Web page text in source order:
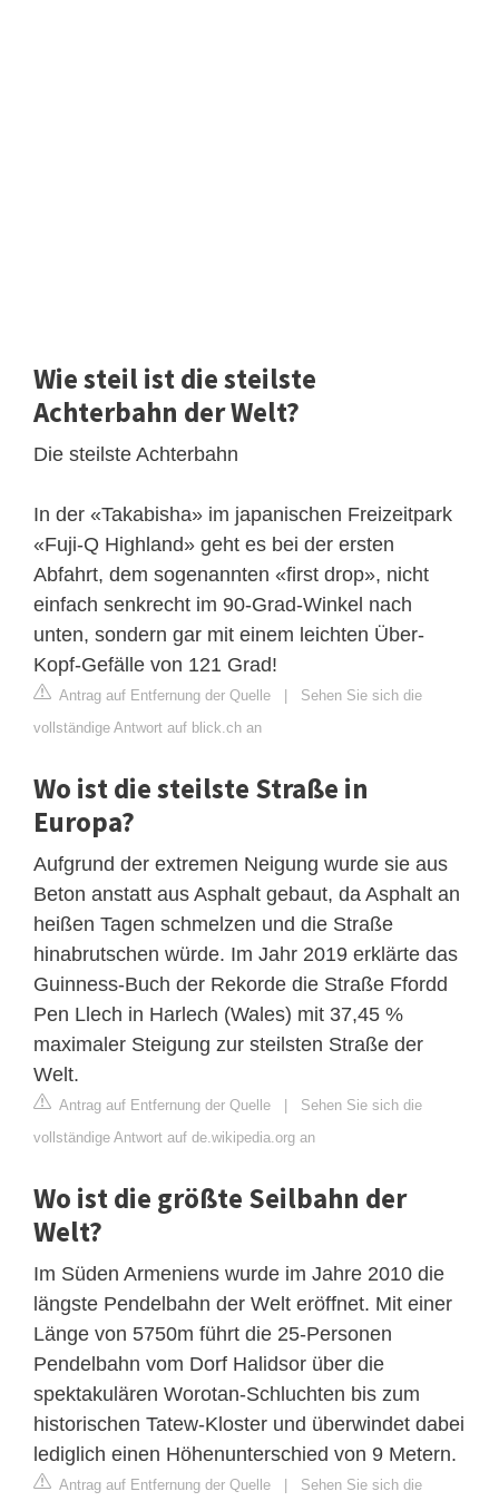
Wie steil ist die steilste
Achterbahn der Welt?
Die steilste Achterbahn
In der «Takabisha» im japanischen Freizeitpark
«Fuji-Q Highland» geht es bei der ersten
Abfahrt, dem sogenannten «first drop», nicht
einfach senkrecht im 90-Grad-Winkel nach
unten, sondern gar mit einem leichten Über-
Kopf-Gefälle von 121 Grad!
Antrag auf Entfernung der Quelle | Sehen Sie sich die
vollständige Antwort auf blick.ch an
Wo ist die steilste Straße in
Europa?
Aufgrund der extremen Neigung wurde sie aus
Beton anstatt aus Asphalt gebaut, da Asphalt an
heißen Tagen schmelzen und die Straße
hinabrutschen würde. Im Jahr 2019 erklärte das
Guinness-Buch der Rekorde die Straße Ffordd
Pen Llech in Harlech (Wales) mit 37,45 %
maximaler Steigung zur steilsten Straße der
Welt.
Antrag auf Entfernung der Quelle | Sehen Sie sich die
vollständige Antwort auf de.wikipedia.org an
Wo ist die größte Seilbahn der
Welt?
Im Süden Armeniens wurde im Jahre 2010 die
längste Pendelbahn der Welt eröffnet. Mit einer
Länge von 5750m führt die 25-Personen
Pendelbahn vom Dorf Halidsor über die
spektakulären Worotan-Schluchten bis zum
historischen Tatew-Kloster und überwindet dabei
lediglich einen Höhenunterschied von 9 Metern.
Antrag auf Entfernung der Quelle | Sehen Sie sich die